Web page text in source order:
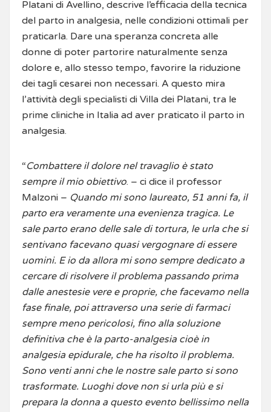
Platani di Avellino, descrive l’efficacia della tecnica
del parto in analgesia, nelle condizioni ottimali per
praticarla. Dare una speranza concreta alle
donne di poter partorire naturalmente senza
dolore e, allo stesso tempo, favorire la riduzione
dei tagli cesarei non necessari. A questo mira
l’attività degli specialisti di Villa dei Platani, tra le
prime cliniche in Italia ad aver praticato il parto in
analgesia.
“Combattere il dolore nel travaglio è stato
sempre il mio obiettivo. – ci dice il professor
Malzoni – Quando mi sono laureato, 51 anni fa, il
parto era veramente una evenienza tragica. Le
sale parto erano delle sale di tortura, le urla che si
sentivano facevano quasi vergognare di essere
uomini. E io da allora mi sono sempre dedicato a
cercare di risolvere il problema passando prima
dalle anestesie vere e proprie, che facevamo nella
fase finale, poi attraverso una serie di farmaci
sempre meno pericolosi, fino alla soluzione
definitiva che è la parto-analgesia cioè in
analgesia epidurale, che ha risolto il problema.
Sono venti anni che le nostre sale parto si sono
trasformate. Luoghi dove non si urla più e si
prepara la donna a questo evento bellissimo nella